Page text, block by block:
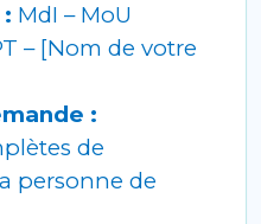
MdI – MoU
– [Nom de votre
:
de
personne de